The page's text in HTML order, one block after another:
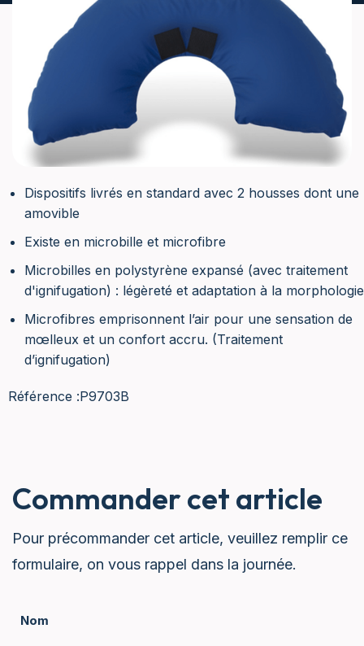
Dispositifs livrés en standard avec 2 housses dont une
amovible
Existe en microbille et microfibre
Microbilles en polystyrène expansé (avec traitement
d'ignifugation) : légèreté et adaptation à la morphologie
Microfibres emprisonnent l’air pour une sensation de
mœlleux et un confort accru. (Traitement
d’ignifugation)
Référence :P9703B
Commander cet article
Pour précommander cet article, veuillez remplir ce
formulaire, on vous rappel dans la journée.
Nom